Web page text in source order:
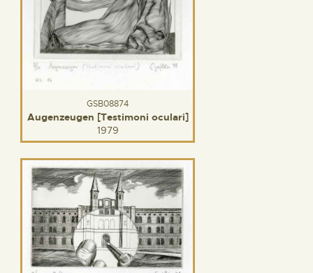
GSB08874
Augenzeugen [Testimoni oculari]
1979